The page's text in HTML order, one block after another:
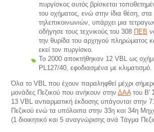
πυργίσκος αυτός βρίσκεται
του οχήματος, ενώ στην ίδια θέση,
τηλεπικοινωνιών, υπάρχει μια
οδήγησε τους τεχνικούς του 308 ΠΕΒ
την θυρίδα του αρχηγού πληρώματος
εκεί τον πυργίσκο.
Το 2000 αποκτήθηκαν 12 VBL ως
PL127/40, εφοδιασμένα με κλιματισμό.
Όλα το VBL που έχουν παραληφθεί μέχρι
μονάδες Πεζικού που ανήκουν στην ΔΑΑτου Β'
13 VBL αντιαρματική έκδοσης υπάγονται στην
Πεζικού ενώ τα υπόλοιπα στην 33η και 34η
(1 διοικητικό και 5 αναγνώρισης ανά Τάγμα